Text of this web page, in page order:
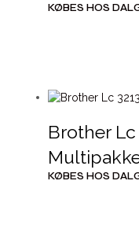
KØBES HOS
Brother
KØBES HOS